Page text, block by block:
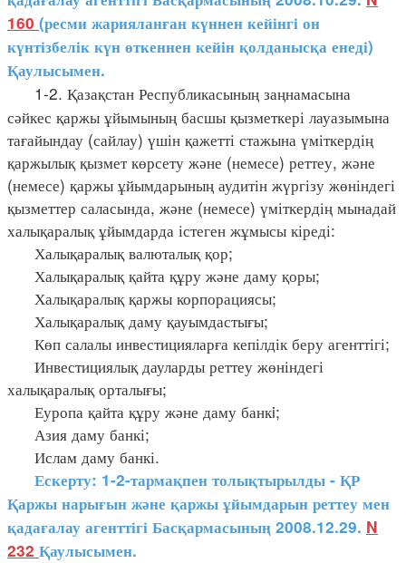
160 (ресми жарияланған күннен кейінгі он
күнтізбелік күн өткеннен кейін қолданысқа енеді)
Қаулысымен.
1-2. Қазақстан Республикасының заңнамасына
сәйкес қаржы ұйымының басшы қызметкері лауазымына
тағайындау (сайлау) үшін қажетті стажына үміткердің
қаржылық қызмет көрсету және (немесе) реттеу, және
(немесе) қаржы ұйымдарының аудитін жүргізу жөніндегі
қызметтер саласында, және (немесе) үміткердің мынадай
халықаралық ұйымдарда істеген жұмысы кіреді:
Халықаралық валюталық қор;
Халықаралық қайта құру және даму қоры;
Халықаралық қаржы корпорациясы;
Халықаралық даму қауымдастығы;
Көп салалы инвестицияларға кепілдік беру агенттігі;
Инвестициялық дауларды реттеу жөніндегі
халықаралық орталығы;
Еуропа қайта құру және даму банкi;
Азия даму банкі;
Ислам даму банкі.
Ескерту: 1-2-тармақпен толықтырылды - ҚР
Қаржы нарығын және қаржы ұйымдарын реттеу мен
қадағалау агенттігі Басқармасының 2008.12.29. N
232 Қаулысымен.